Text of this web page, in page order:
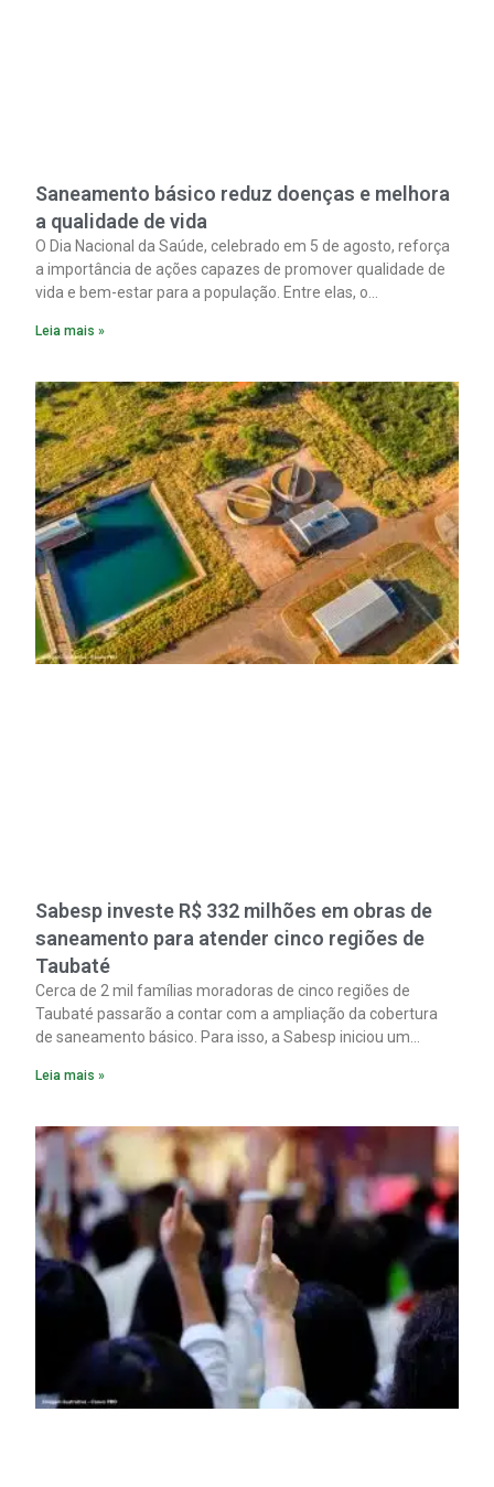
Saneamento básico reduz doenças e melhora
a qualidade de vida
O Dia Nacional da Saúde, celebrado em 5 de agosto, reforça
a importância de ações capazes de promover qualidade de
vida e bem-estar para a população. Entre elas, o
serviços de coleta e tratamento de esgoto contribui
melhora as condições de saúde pública.
Leia mais »
Sabesp investe R$ 332 milhões em obras de
saneamento para atender cinco regiões de
Taubaté
Cerca de 2 mil famílias moradoras de cinco regiões de
Taubaté passarão a contar com a ampliação da cobertura
de saneamento básico. Para isso, a Sabesp iniciou um
milhões.
Leia mais »